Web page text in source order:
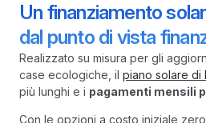
Un finanziamento
dal punto di vista
Realizzato su misura per gli
case ecologiche, il piano solare di
più lunghi e i pagamenti mensili
Con le opzioni a costo iniziale